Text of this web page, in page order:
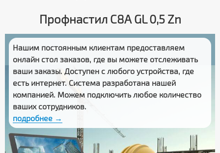
Профнастил С8А GL 0,5 Zn
Нашим постоянным клиентам предоставляем
онлайн стол заказов, где вы можете отслеживать
ваши заказы. Доступен с любого устройства, где
есть интернет. Система разработана нашей
компанией. Можем подключить любое количество
ваших сотрудников.
подробнее →